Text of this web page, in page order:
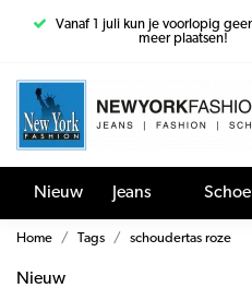
Vanaf 1 juli kun je voorlopig
meer plaatsen!
Nieuw Jeans
Home Tags schoudertas roze
Nieuw